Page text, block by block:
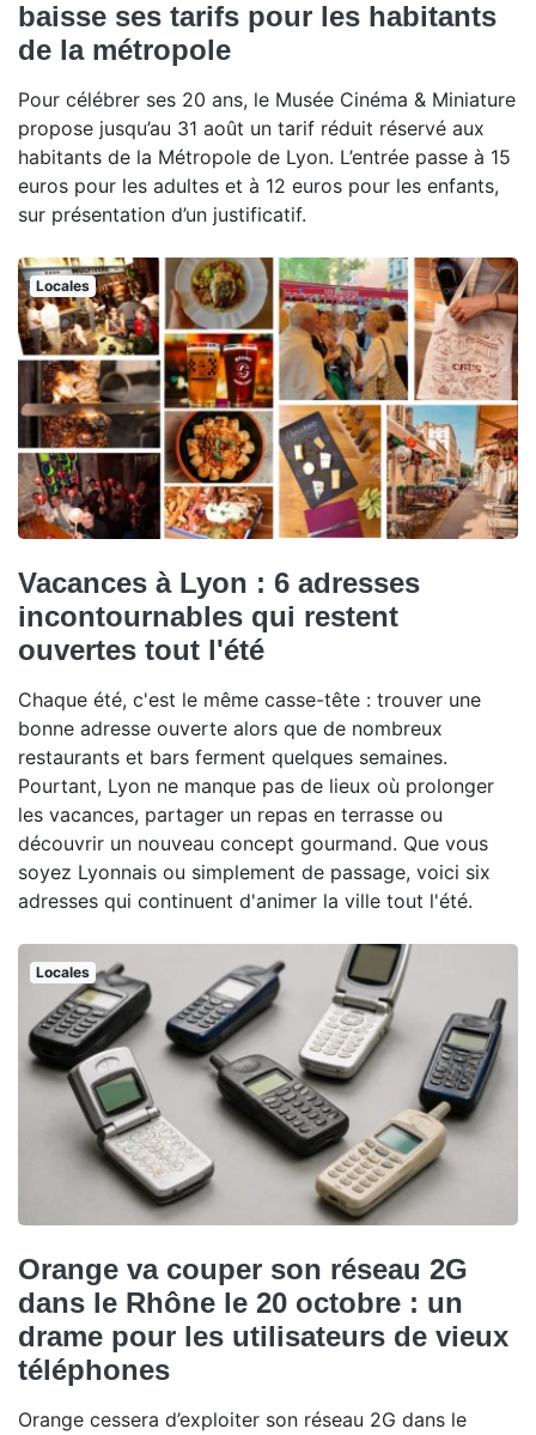
baisse ses tarifs pour les habitants
de la métropole
Pour célébrer ses 20 ans, le Musée Cinéma & Miniature
propose jusqu’au 31 août un tarif réduit réservé aux
habitants de la Métropole de Lyon. L’entrée passe à 15
euros pour les adultes et à 12 euros pour les enfants,
sur présentation d’un justificatif.
Locales
Vacances à Lyon : 6 adresses
incontournables qui restent
ouvertes tout l'été
Chaque été, c'est le même casse-tête : trouver une
bonne adresse ouverte alors que de nombreux
restaurants et bars ferment quelques semaines.
Pourtant, Lyon ne manque pas de lieux où prolonger
les vacances, partager un repas en terrasse ou
découvrir un nouveau concept gourmand. Que vous
soyez Lyonnais ou simplement de passage, voici six
adresses qui continuent d'animer la ville tout l'été.
Locales
Orange va couper son réseau 2G
dans le Rhône le 20 octobre : un
drame pour les utilisateurs de vieux
téléphones
Orange cessera d’exploiter son réseau 2G dans le